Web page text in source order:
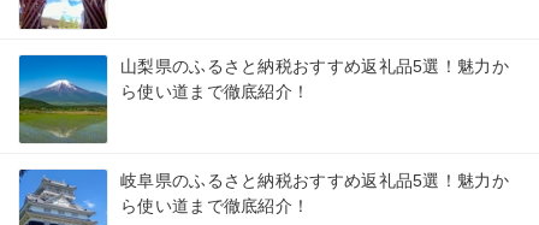
山梨県のふるさと納税おすすめ返礼品5選！魅力か
ら使い道まで徹底紹介！
岐阜県のふるさと納税おすすめ返礼品5選！魅力か
ら使い道まで徹底紹介！